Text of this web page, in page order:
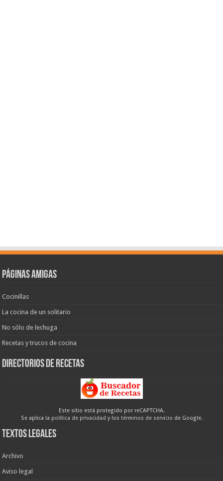
Páginas amigas
Cocinillas
La cocina de un solitario
No sólo de lechuga
Recetas y trucos de cocina
Directorios de recetas
Este sitio está protegido por reCAPTCHA.
Se aplica la política de privacidad y los términos de servicio de Google.
Textos legales
Archivo
Aviso legal